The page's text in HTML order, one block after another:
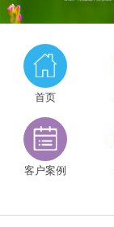
首页
客户案例